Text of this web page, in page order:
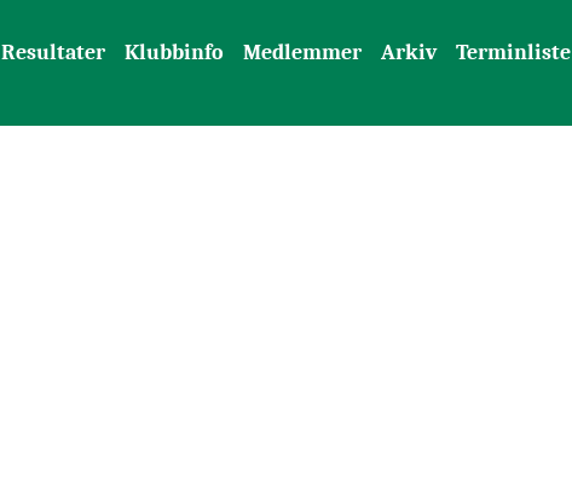
Resultater Klubbinfo Medlemmer Arkiv Terminliste